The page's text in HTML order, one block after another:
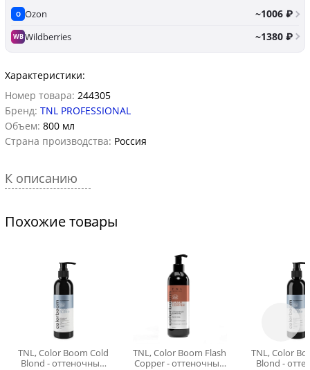
O Ozon ~1006 ₽
WBWildberries ~1380 ₽
Характеристики:
Номер товара: 244305
Бренд: TNL PROFESSIONAL
Объем: 800 мл
Страна производства: Россия
К описанию
Похожие товары
TNL, Color Boom Cold
Blond - оттеночный
TNL, Color Boom Flash
Copper - оттеночный
TNL, Color
Blond -